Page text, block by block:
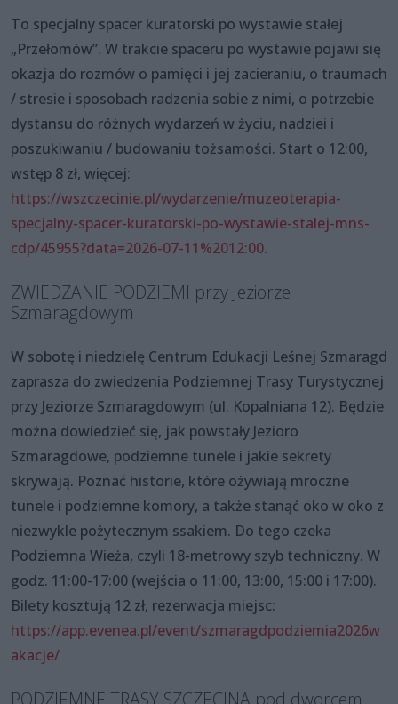
To specjalny spacer kuratorski po wystawie stałej
„Przełomów”. W trakcie spaceru po wystawie pojawi się
okazja do rozmów o pamięci i jej zacieraniu, o traumach
/ stresie i sposobach radzenia sobie z nimi, o potrzebie
dystansu do różnych wydarzeń w życiu, nadziei i
poszukiwaniu / budowaniu tożsamości. Start o 12:00,
wstęp 8 zł, więcej:
https://wszczecinie.pl/wydarzenie/muzeoterapia-
specjalny-spacer-kuratorski-po-wystawie-stalej-mns-
cdp/45955?data=2026-07-11%2012:00.
ZWIEDZANIE PODZIEMI przy Jeziorze
Szmaragdowym
W sobotę i niedzielę Centrum Edukacji Leśnej Szmaragd
zaprasza do zwiedzenia Podziemnej Trasy Turystycznej
przy Jeziorze Szmaragdowym (ul. Kopalniana 12). Będzie
można dowiedzieć się, jak powstały Jezioro
Szmaragdowe, podziemne tunele i jakie sekrety
skrywają. Poznać historie, które ożywiają mroczne
tunele i podziemne komory, a także stanąć oko w oko z
niezwykle pożytecznym ssakiem. Do tego czeka
Podziemna Wieża, czyli 18-metrowy szyb techniczny. W
godz. 11:00-17:00 (wejścia o 11:00, 13:00, 15:00 i 17:00).
Bilety kosztują 12 zł, rezerwacja miejsc:
https://app.evenea.pl/event/szmaragdpodziemia2026w
akacje/
PODZIEMNE TRASY SZCZECINA pod dworcem